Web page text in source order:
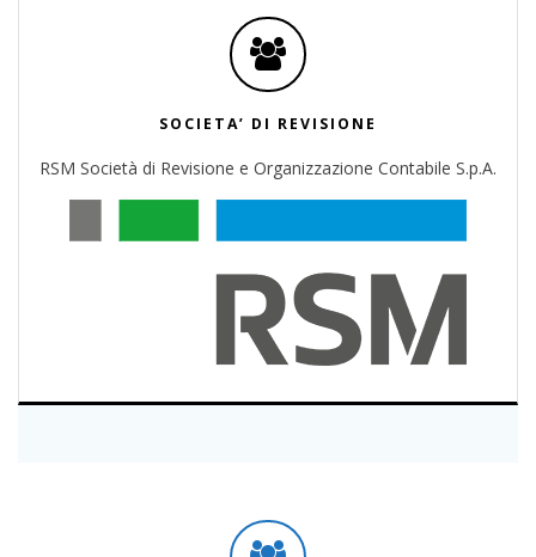
SOCIETA’ DI REVISIONE
RSM Società di Revisione e Organizzazione Contabile S.p.A.